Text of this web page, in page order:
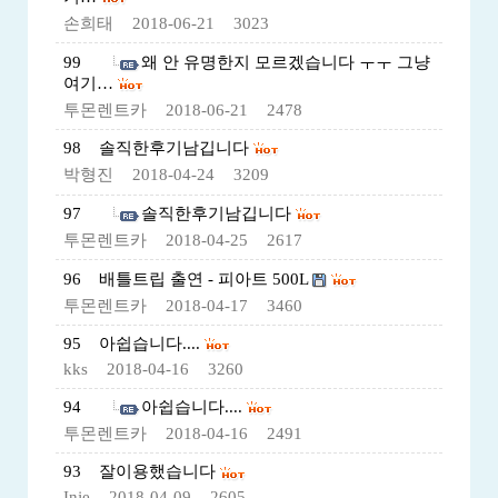
손희태
2018-06-21 3023
99
왜 안 유명한지 모르겠습니다 ㅜㅜ 그냥
여기…
투몬렌트카
2018-06-21 2478
98
솔직한후기남깁니다
박형진
2018-04-24 3209
97
솔직한후기남깁니다
투몬렌트카
2018-04-25 2617
96
배틀트립 출연 - 피아트 500L
투몬렌트카
2018-04-17 3460
95
아쉽습니다....
kks
2018-04-16 3260
94
아쉽습니다....
투몬렌트카
2018-04-16 2491
93
잘이용했습니다